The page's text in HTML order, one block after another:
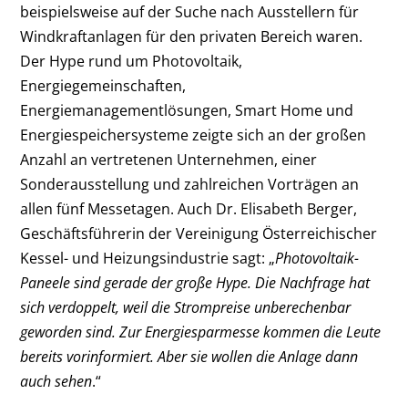
beispielsweise auf der Suche nach Ausstellern für
Windkraftanlagen für den privaten Bereich waren.
Der Hype rund um Photovoltaik,
Energiegemeinschaften,
Energiemanagementlösungen, Smart Home und
Energiespeichersysteme zeigte sich an der großen
Anzahl an vertretenen Unternehmen, einer
Sonderausstellung und zahlreichen Vorträgen an
allen fünf Messetagen. Auch Dr. Elisabeth Berger,
Geschäftsführerin der Vereinigung Österreichischer
Kessel- und Heizungsindustrie sagt: „Photovoltaik-
Paneele sind gerade der große Hype. Die Nachfrage hat
sich verdoppelt, weil die Strompreise unberechenbar
geworden sind. Zur Energiesparmesse kommen die Leute
bereits vorinformiert. Aber sie wollen die Anlage dann
auch sehen.“